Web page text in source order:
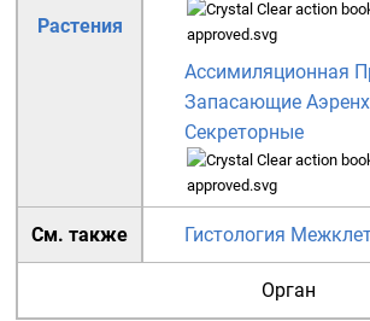
Растения
Ассимиляционная
Запасающие
Секреторные
См. также Гистология
Орган